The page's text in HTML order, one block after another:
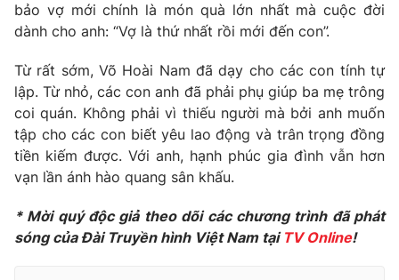
bảo vợ mới chính là món quà lớn nhất mà cuộc đời
dành cho anh: “Vợ là thứ nhất rồi mới đến con”.
Từ rất sớm, Võ Hoài Nam đã dạy cho các con tính tự
lập. Từ nhỏ, các con anh đã phải phụ giúp ba mẹ trông
coi quán. Không phải vì thiếu người mà bởi anh muốn
tập cho các con biết yêu lao động và trân trọng đồng
tiền kiếm được. Với anh, hạnh phúc gia đình vẫn hơn
vạn lần ánh hào quang sân khấu.
* Mời quý độc giả theo dõi các chương trình đã phát
sóng của Đài Truyền hình Việt Nam tại TV Online!